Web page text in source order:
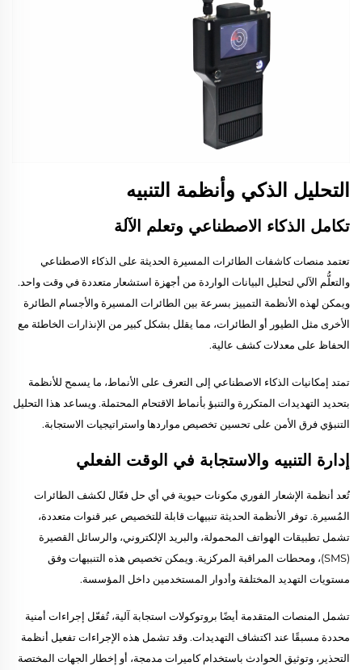
التحليل الذكي وأنظمة التنبيه
تكامل الذكاء الاصطناعي وتعلم الآلة
تعتمد منصات كاشفات الطائرات المسيرة الحديثة على الذكاء الاصطناعي
والتعلُّم الآلي لتحليل البيانات الواردة من أجهزة استشعار متعددة في وقت واحد.
ويمكن لهذه الأنظمة التمييز بسرعة بين الطائرات المسيرة والأجسام الطائرة
الأخرى مثل الطيور أو الطائرات، مما يقلل بشكل كبير من الإنذارات الخاطئة مع
الحفاظ على معدلات كشف عالية.
تمتد إمكانيات الذكاء الاصطناعي إلى التعرف على الأنماط، ما يسمح للأنظمة
بتحديد التهديدات المتكررة والتنبؤ بأنماط الاقتحام المحتملة. ويساعد هذا التحليل
التنبؤي فرق الأمن على تحسين تخصيص مواردها واستراتيجيات الاستجابة.
إدارة التنبيه والاستجابة في الوقت الفعلي
تُعد أنظمة الإشعار الفوري مكونات حيوية في أي حل فعّال لكشف الطائرات
المُسيرة. توفر الأنظمة الحديثة تنبيهات قابلة للتخصيص عبر قنوات متعددة،
تشمل تطبيقات الهواتف المحمولة، والبريد الإلكتروني، والرسائل القصيرة
(SMS)، ومحطات المراقبة المركزية. ويمكن تخصيص هذه التنبيهات وفق
مستويات التهديد المختلفة وأدوار المستخدمين داخل المؤسسة.
تشمل المنصات المتقدمة أيضًا بروتوكولات استجابة آلية، تُفعّل إجراءات أمنية
محددة مسبقًا عند اكتشاف التهديدات. وقد تشمل هذه الإجراءات تفعيل أنظمة
التحذير، وتوثيق الحوادث باستخدام كاميرات مدمجة، أو إخطار الجهات المختصة